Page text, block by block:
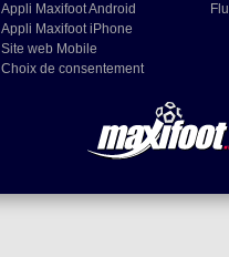
Appli Maxifoot Android
Appli Maxifoot iPhone
Site web Mobile
Choix de consentement